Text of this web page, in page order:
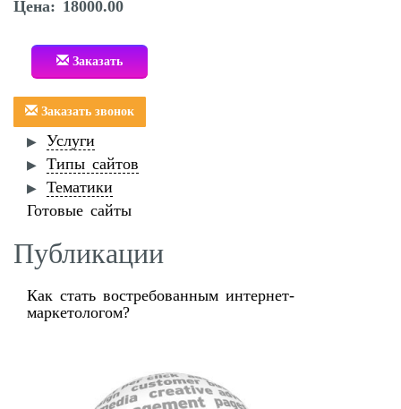
Цена: 18000.00
Заказать
Заказать звонок
Услуги
Типы сайтов
Тематики
Готовые сайты
Публикации
Как стать востребованным интернет-
маркетологом?